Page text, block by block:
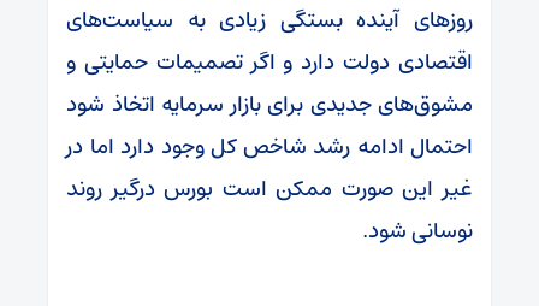
روزهای آینده بستگی زیادی به سیاست‌های
اقتصادی دولت دارد و اگر تصمیمات حمایتی و
مشوق‌های جدیدی برای بازار سرمایه اتخاذ شود
احتمال ادامه رشد شاخص کل وجود دارد اما در
غیر این صورت ممکن است بورس درگیر روند
نوسانی شود.